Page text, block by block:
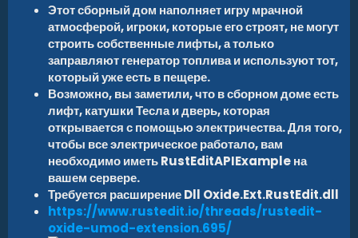
д
а
н
и
я
Этот сборный дом наполняет игру мрачной
атмосферой, игроки, которые его строят, не могут
строить собственные лифты, а только
заправляют генератор топлива и используют тот,
который уже есть в пещере.
Возможно, вы заметили, что в сборном доме есть
лифт, катушки Тесла и дверь, которая
открывается с помощью электричества. Для того,
чтобы все электрическое работало, вам
необходимо иметь RustEditAPIExample на
вашем сервере.
Требуется расширение Dll Oxide.Ext.RustEdit.dll
https://www.rustedit.io/threads/rustedit-
oxide-umod-extension.695/